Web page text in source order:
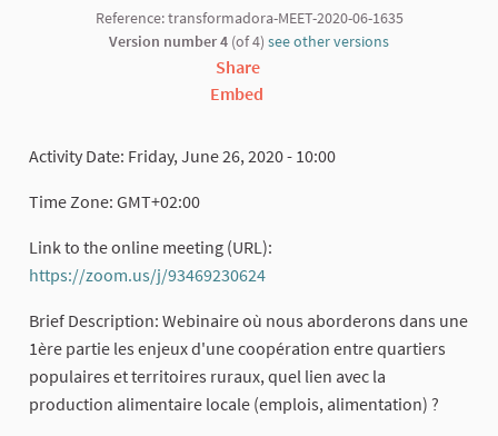
Reference: transformadora-MEET-2020-06-1635
Version number 4 (of 4) see other versions
Share
Embed
Activity Date: Friday, June 26, 2020 - 10:00
Time Zone: GMT+02:00
Link to the online meeting (URL):
https://zoom.us/j/93469230624
Brief Description: Webinaire où nous aborderons dans une
1ère partie les enjeux d'une coopération entre quartiers
populaires et territoires ruraux, quel lien avec la
production alimentaire locale (emplois, alimentation) ?